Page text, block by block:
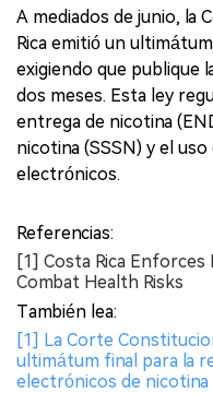
A mediados de junio, la
Rica emitió un
exigiendo que publique
dos meses. Esta ley
entrega de nicotina
nicotina (SSSN) y el
electrónicos.
Referencias:
[1] Costa Rica
Combat Health Risks
También lea:
[1] La Corte
ultimátum final para la
electrónicos de nicotina